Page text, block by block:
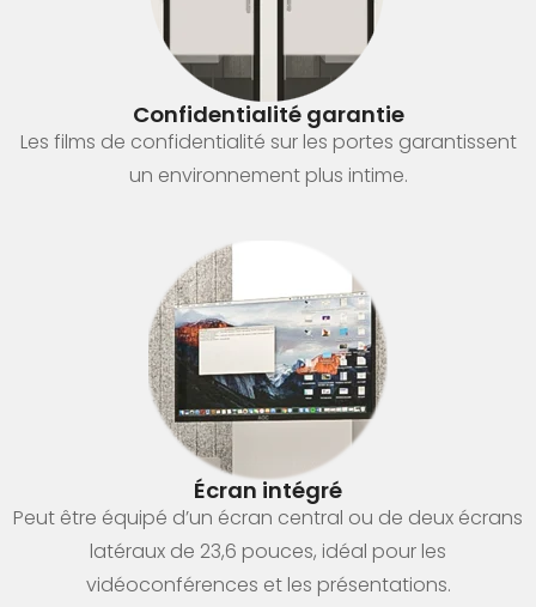
Confidentialité garantie
Les films de confidentialité sur les portes garantissent
un environnement plus intime.
Écran intégré
Peut être équipé d’un écran central ou de deux écrans
latéraux de 23,6 pouces, idéal pour les
vidéoconférences et les présentations.